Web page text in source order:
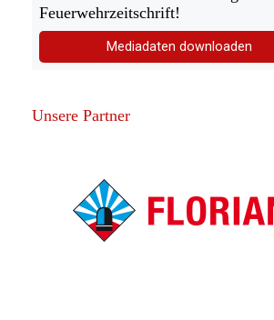
Feuerwehrzeitschrift!
Mediadaten downloaden
Unsere Partner